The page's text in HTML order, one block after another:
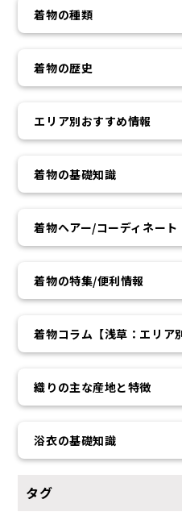
着物の種類
着物の歴史
エリア別おすすめ情報
着物の基礎知識
着物ヘアー/コーディネート
着物の特集/便利情報
着物コラム【浅草：エリア
織りの主な産地と特徴
浴衣の基礎知識
タグ